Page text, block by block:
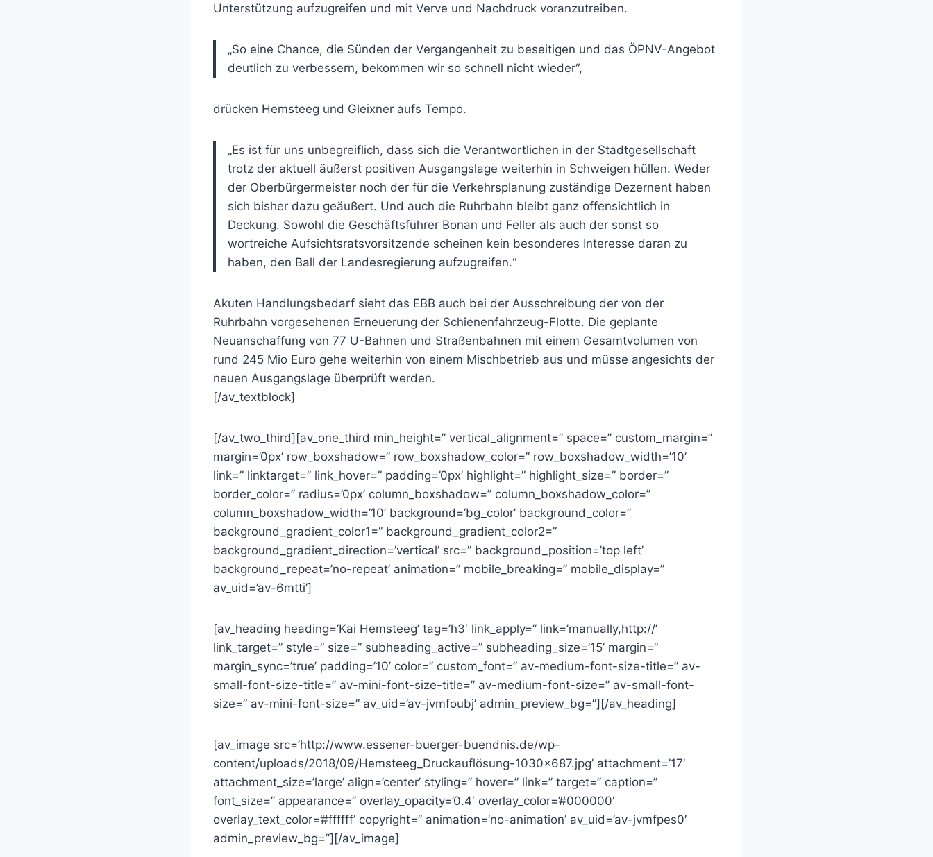
Unterstützung aufzugreifen und mit Verve und Nachdruck voranzutreiben.
„So eine Chance, die Sünden der Vergangenheit zu beseitigen und das ÖPNV-Angebot
deutlich zu verbessern, bekommen wir so schnell nicht wieder“,
drücken Hemsteeg und Gleixner aufs Tempo.
„Es ist für uns unbegreiflich, dass sich die Verantwortlichen in der Stadtgesellschaft
trotz der aktuell äußerst positiven Ausgangslage weiterhin in Schweigen hüllen. Weder
der Oberbürgermeister noch der für die Verkehrsplanung zuständige Dezernent haben
sich bisher dazu geäußert. Und auch die Ruhrbahn bleibt ganz offensichtlich in
Deckung. Sowohl die Geschäftsführer Bonan und Feller als auch der sonst so
wortreiche Aufsichtsratsvorsitzende scheinen kein besonderes Interesse daran zu
haben, den Ball der Landesregierung aufzugreifen.“
Akuten Handlungsbedarf sieht das EBB auch bei der Ausschreibung der von der
Ruhrbahn vorgesehenen Erneuerung der Schienenfahrzeug-Flotte. Die geplante
Neuanschaffung von 77 U-Bahnen und Straßenbahnen mit einem Gesamtvolumen von
rund 245 Mio Euro gehe weiterhin von einem Mischbetrieb aus und müsse angesichts der
neuen Ausgangslage überprüft werden.
[/av_textblock]
[/av_two_third][av_one_third min_height=” vertical_alignment=” space=” custom_margin=”
margin=’0px’ row_boxshadow=” row_boxshadow_color=” row_boxshadow_width=’10’
link=” linktarget=” link_hover=” padding=’0px’ highlight=” highlight_size=” border=”
border_color=” radius=’0px’ column_boxshadow=” column_boxshadow_color=”
column_boxshadow_width=’10’ background=’bg_color’ background_color=”
background_gradient_color1=” background_gradient_color2=”
background_gradient_direction=’vertical’ src=” background_position=’top left’
background_repeat=’no-repeat’ animation=” mobile_breaking=” mobile_display=”
av_uid=’av-6mtti’]
[av_heading heading=’Kai Hemsteeg’ tag=’h3′ link_apply=” link=’manually,http://’
link_target=” style=” size=” subheading_active=” subheading_size=’15’ margin=”
margin_sync=’true’ padding=’10’ color=” custom_font=” av-medium-font-size-title=” av-
small-font-size-title=” av-mini-font-size-title=” av-medium-font-size=” av-small-font-
size=” av-mini-font-size=” av_uid=’av-jvmfoubj’ admin_preview_bg=”][/av_heading]
[av_image src=’http://www.essener-buerger-buendnis.de/wp-
content/uploads/2018/09/Hemsteeg_Druckauflösung-1030×687.jpg’ attachment=’17’
attachment_size=’large’ align=’center’ styling=” hover=” link=” target=” caption=”
font_size=” appearance=” overlay_opacity=’0.4′ overlay_color=’#000000′
overlay_text_color=’#ffffff’ copyright=” animation=’no-animation’ av_uid=’av-jvmfpes0′
admin_preview_bg=”][/av_image]